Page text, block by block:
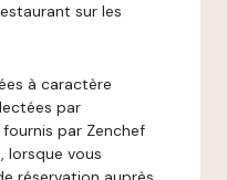
sur les
à caractère
par
par Zenchef
lorsque vous